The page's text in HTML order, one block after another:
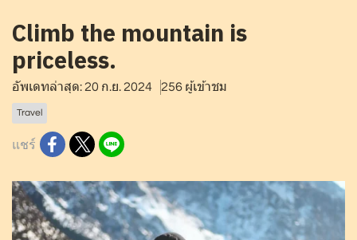
Climb the mountain is
priceless.
อัพเดทล่าสุด: 20 ก.ย. 2024 256 ผู้เข้าชม
Travel
แชร์